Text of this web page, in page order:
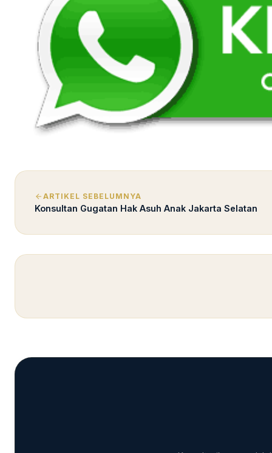
ARTIKEL SEBELUMNYA
Konsultan Gugatan Hak Asuh Anak Jakarta Selatan